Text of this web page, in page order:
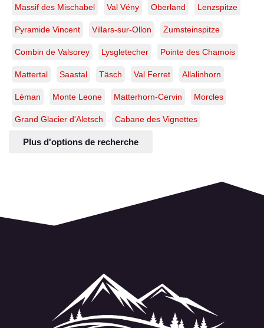
Massif des Mischabel Val Vény Oberland Lenzspitze
Pyramide Vincent Villars-sur-Ollon Zumsteinspitze
Combin de Valsorey Lysgletecher Pointe des Chamois
Mattertal Saastal Täsch Val Ferret Allalinhorn
Léman Monte Leone Matterhorn-Cervin Morcles
Grand Glacier d'Aletsch Cabane des Vignettes
Plus d'options de recherche